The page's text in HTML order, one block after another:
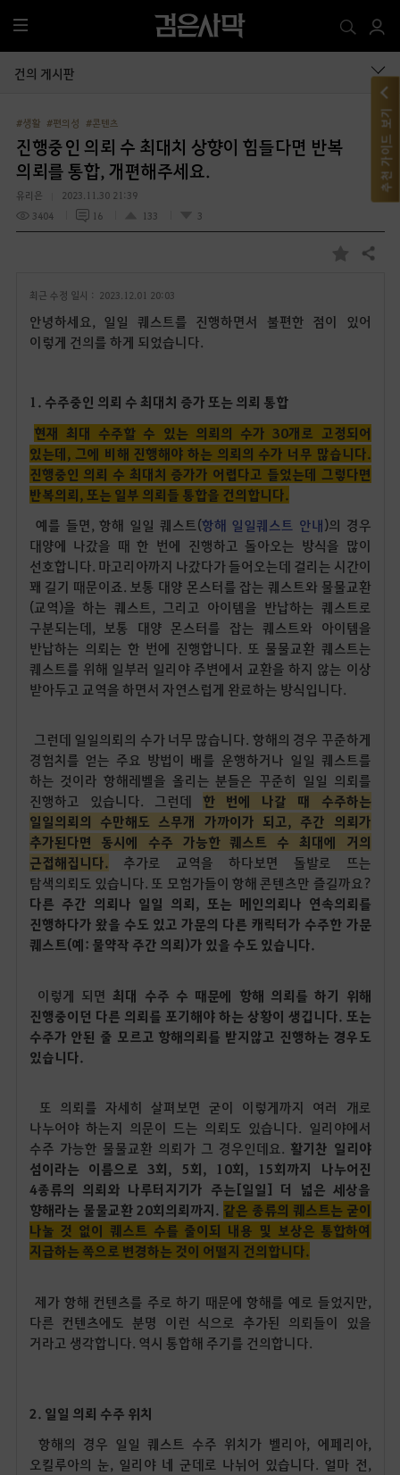
전
체
메
건의 게시판
#생활 #편의성 #콘텐츠
진행중인 의뢰 수 최대치 상향이 힘들다면 반복
의뢰를 통합, 개편해주세요.
유리은
2023.11.30 21:39
3404
16 133 3
즐
기
공유하기
최근 수정 일시 : 2023.12.01 20:03
안녕하세요, 일일 퀘스트를 진행하면서 불편한 점이 있어
이렇게 건의를 하게 되었습니다.
1. 수주중인 의뢰 수 최대치 증가 또는 의뢰 통합
현재 최대 수주할 수 있는 의뢰의 수가 30개로 고정되어
있는데, 그에 비해 진행해야 하는 의뢰의 수가 너무 많습니다.
진행중인 의뢰 수 최대치 증가가 어렵다고 들었는데 그렇다면
반복의뢰, 또는 일부 의뢰들 통합을 건의합니다.
예를 들면, 항해 일일 퀘스트(항해 일일퀘스트 안내)의 경우
대양에 나갔을 때 한 번에 진행하고 돌아오는 방식을 많이
선호합니다. 마고리아까지 나갔다가 들어오는데 걸리는 시간이
꽤 길기 때문이죠. 보통 대양 몬스터를 잡는 퀘스트와 물물교환
(교역)을 하는 퀘스트, 그리고 아이템을 반납하는 퀘스트로
구분되는데, 보통 대양 몬스터를 잡는 퀘스트와 아이템을
반납하는 의뢰는 한 번에 진행합니다. 또 물물교환 퀘스트는
퀘스트를 위해 일부러 일리야 주변에서 교환을 하지 않는 이상
받아두고 교역을 하면서 자연스럽게 완료하는 방식입니다.
그런데 일일의뢰의 수가 너무 많습니다. 항해의 경우 꾸준하게
경험치를 얻는 주요 방법이 배를 운행하거나 일일 퀘스트를
하는 것이라 항해레벨을 올리는 분들은 꾸준히 일일 의뢰를
진행하고 있습니다. 그런데 한 번에 나갈 때 수주하는
일일의뢰의 수만해도 스무개 가까이가 되고, 주간 의뢰가
추가된다면 동시에 수주 가능한 퀘스트 수 최대에 거의
근접해집니다. 추가로 교역을 하다보면 돌발로 뜨는
탐색의뢰도 있습니다. 또 모험가들이 항해 콘텐츠만 즐길까요?
다른 주간 의뢰나 일일 의뢰, 또는 메인의뢰나 연속의뢰를
진행하다가 왔을 수도 있고 가문의 다른 캐릭터가 수주한 가문
퀘스트(예: 물약작 주간 의뢰)가 있을 수도 있습니다.
이렇게 되면최대 수주 수 때문에 항해 의뢰를 하기 위해
진행중이던 다른 의뢰를 포기해야 하는 상황이 생깁니다. 또는
수주가 안된 줄 모르고 항해의뢰를 받지않고 진행하는 경우도
있습니다.
또 의뢰를 자세히 살펴보면 굳이 이렇게까지 여러 개로
나누어야 하는지 의문이 드는 의뢰도 있습니다. 일리야에서
수주 가능한 물물교환 의뢰가 그 경우인데요. 활기찬 일리야
섬이라는 이름으로 3회, 5회, 10회, 15회까지 나누어진
4종류의 의뢰와 나루터지기가 주는[일일] 더 넓은 세상을
향해라는 물물교환 20회의뢰까지. 같은 종류의 퀘스트는 굳이
나눌 것 없이 퀘스트 수를 줄이되 내용 및 보상은 통합하여
지급하는 쪽으로 변경하는 것이 어떨지 건의합니다.
제가 항해 컨텐츠를 주로 하기 때문에 항해를 예로 들었지만,
다른 컨텐츠에도 분명 이런 식으로 추가된 의뢰들이 있을
거라고 생각합니다. 역시 통합해 주기를 건의합니다.
2. 일일 의뢰 수주 위치
항해의 경우 일일 퀘스트 수주 위치가 벨리아, 에페리아,
오킬루아의 눈, 일리야 네 군데로 나뉘어 있습니다. 얼마 전,
추천 가이드 보기